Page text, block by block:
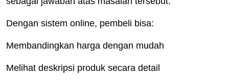
Dengan sistem online, pembeli bisa:
Membandingkan harga dengan mudah
Melihat deskripsi produk secara detail